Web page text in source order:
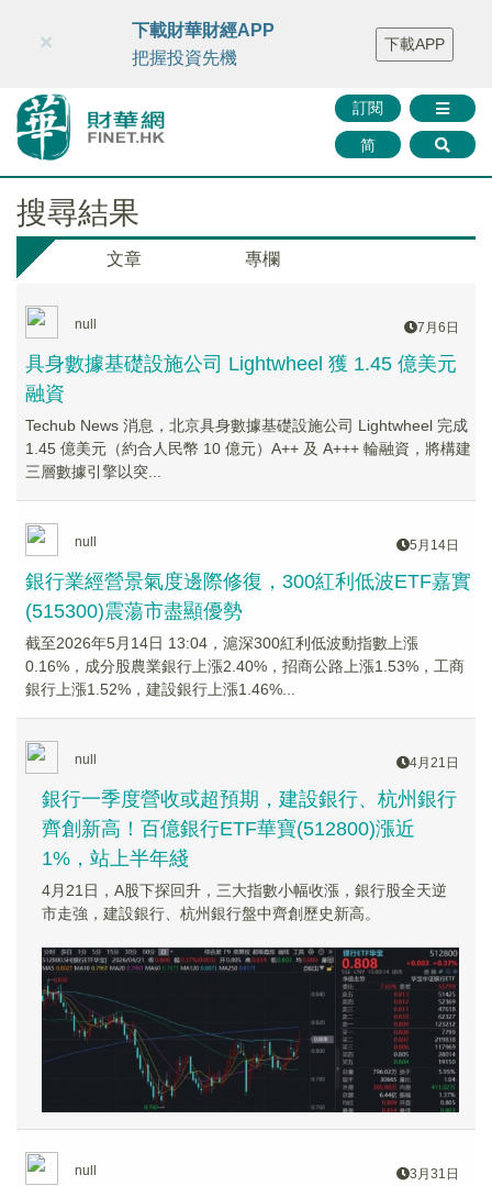
財華智庫網 FINTV FINMETA 財華證券 媒體矩陣
智庫沙龍
聯絡我們
訂閱
简
×
下載財華財經APP
把握投資先機
下載APP
搜尋結果
文章 專欄
null 7月6日
具身數據基礎設施公司 Lightwheel 獲 1.45 億美元
融資
Techub News 消息，北京具身數據基礎設施公司 Lightwheel 完成
1.45 億美元（約合人民幣 10 億元）A++ 及 A+++ 輪融資，將構建
三層數據引擎以突...
null 5月14日
銀行業經營景氣度邊際修復，300紅利低波ETF嘉實
(515300)震蕩市盡顯優勢
截至2026年5月14日 13:04，滬深300紅利低波動指數上漲
0.16%，成分股農業銀行上漲2.40%，招商公路上漲1.53%，工商
銀行上漲1.52%，建設銀行上漲1.46%...
null 4月21日
銀行一季度營收或超預期，建設銀行、杭州銀行
齊創新高！百億銀行ETF華寶(512800)漲近
1%，站上半年綫
4月21日，A股下探回升，三大指數小幅收漲，銀行股全天逆
市走強，建設銀行、杭州銀行盤中齊創歷史新高。
null 3月31日